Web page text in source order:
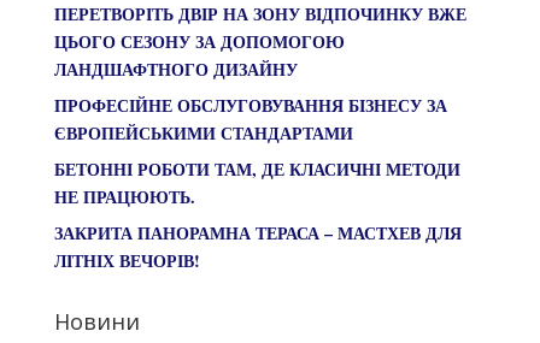
ПЕРЕТВОРІТЬ ДВІР НА ЗОНУ ВІДПОЧИНКУ ВЖЕ
ЦЬОГО СЕЗОНУ ЗА ДОПОМОГОЮ
ЛАНДШАФТНОГО ДИЗАЙНУ
ПРОФЕСІЙНЕ ОБСЛУГОВУВАННЯ БІЗНЕСУ ЗА
ЄВРОПЕЙСЬКИМИ СТАНДАРТАМИ
БЕТОННІ РОБОТИ ТАМ, ДЕ КЛАСИЧНІ МЕТОДИ
НЕ ПРАЦЮЮТЬ.
ЗАКРИТА ПАНОРАМНА ТЕРАСА – МАСТХЕВ ДЛЯ
ЛІТНІХ ВЕЧОРІВ!
Новини